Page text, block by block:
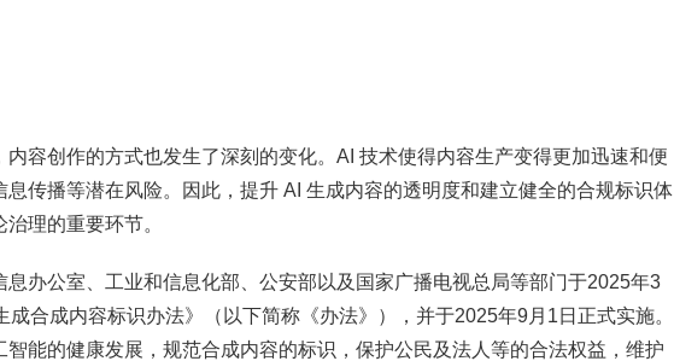
容创作的方式也发生了深刻的变化。AI 技术使得内容生产变得更加迅速和便
传播等潜在风险。因此，提升 AI 生成内容的透明度和建立健全的合规标识体
理的重要环节。
办公室、工业和信息化部、公安部以及国家广播电视总局等部门于2025年3
成合成内容标识办法》（以下简称《办法》），并于2025年9月1日正式实施。
智能的健康发展，规范合成内容的标识，保护公民及法人等的合法权益，维护